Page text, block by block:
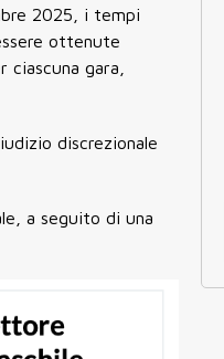
2025, i tempi
ottenute
gara,
discrezionale
a seguito di una